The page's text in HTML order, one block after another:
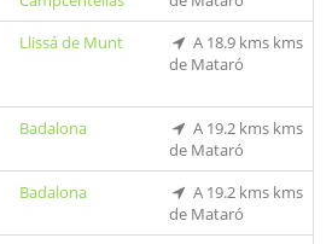
Llissá de Munt
A 18.9 kms kms
de Mataró
Badalona
A 19.2 kms kms
de Mataró
Badalona
A 19.2 kms kms
de Mataró